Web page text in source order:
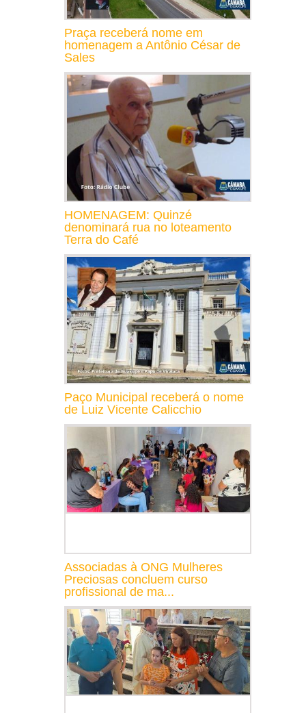
Praça receberá nome em
homenagem a Antônio César de
Sales
HOMENAGEM: Quinzé
denominará rua no loteamento
Terra do Café
Paço Municipal receberá o nome
de Luiz Vicente Calicchio
Associadas à ONG Mulheres
Preciosas concluem curso
profissional de ma...